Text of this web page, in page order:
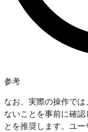
参考
なお、実際の操作で
ないことを事前に確
とを推奨します。ユー